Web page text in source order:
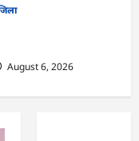
August 6, 2026